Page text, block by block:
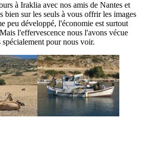
à Iraklia avec nos amis de Nantes et
bien sur les seuls à vous offrir les images
peu développé, l'économie est surtout
l'effervescence nous l'avons vécue
pour nous voir.